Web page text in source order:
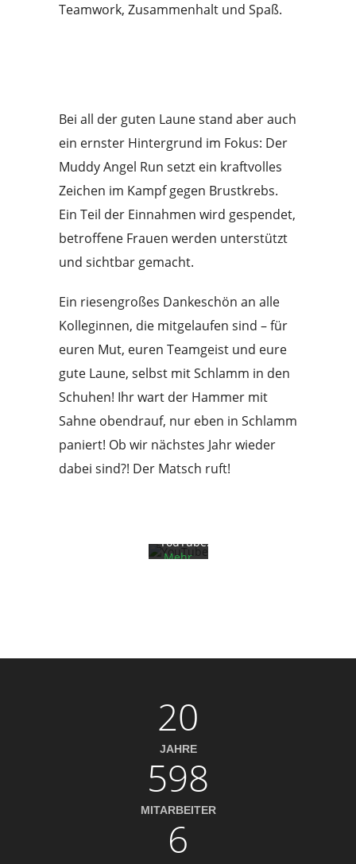
Teamwork, Zusammenhalt und Spaß.
Bei all der guten Laune stand aber auch
ein ernster Hintergrund im Fokus: Der
Muddy Angel Run setzt ein kraftvolles
Zeichen im Kampf gegen Brustkrebs.
Ein Teil der Einnahmen wird gespendet,
betroffene Frauen werden unterstützt
und sichtbar gemacht.
Ein riesengroßes Dankeschön an alle
Kolleginnen, die mitgelaufen sind – für
euren Mut, euren Teamgeist und eure
gute Laune, selbst mit Schlamm in den
Schuhen! Ihr wart der Hammer mit
Sahne obendrauf, nur eben in Schlamm
paniert! Ob wir nächstes Jahr wieder
dabei sind?! Der Matsch ruft!
Mit
dem
Laden
des
Videos
YouTube.
Mehr
20
JAHRE
598
MITARBEITER
6